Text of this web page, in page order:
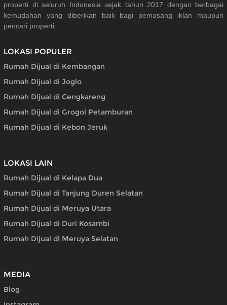
properti di seluruh Indonesia sejak tahun 2017 dengan berbagai
kemudahan yang diberikan baik bagi pemasang iklan maupun
pencari properti.
LOKASI POPULER
Rumah Dijual di Kembangan
Rumah Dijual di Joglo
Rumah Dijual di Cengkareng
Rumah Dijual di Grogol Petamburan
Rumah Dijual di Kebon Jeruk
LOKASI LAIN
Rumah Dijual di Kelapa Dua
Rumah Dijual di Tanjung Duren Selatan
Rumah Dijual di Meruya Utara
Rumah Dijual di Duri Kosambi
Rumah Dijual di Meruya Selatan
MEDIA
Blog